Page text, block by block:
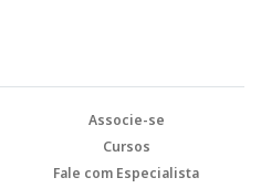
Associe-se
Cursos
Fale com Especialista